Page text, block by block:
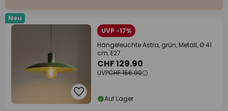
Neu
UVP -17%
Hängeleuchte Astra, grün, Metall, Ø 41
cm, E27
CHF 129.90
UVPCHF 156.90
Auf Lager